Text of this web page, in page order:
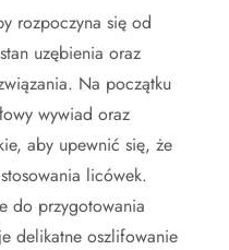
rozpoczyna się od
uzębienia oraz
Na początku
wywiad oraz
aby upewnić się, że
licówek.
do przygotowania
delikatne oszlifowanie